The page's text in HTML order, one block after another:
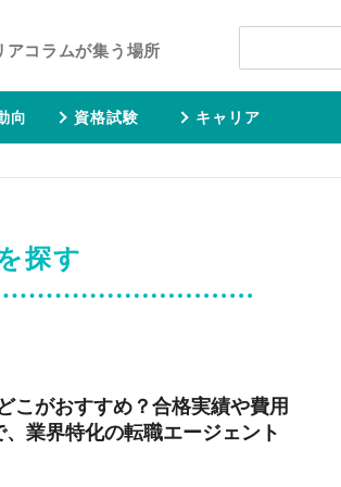
コラムが集う場所
向 資格試験 キャリア
探す
こがおすすめ？合格実績や費用
業界特化の転職エージェント